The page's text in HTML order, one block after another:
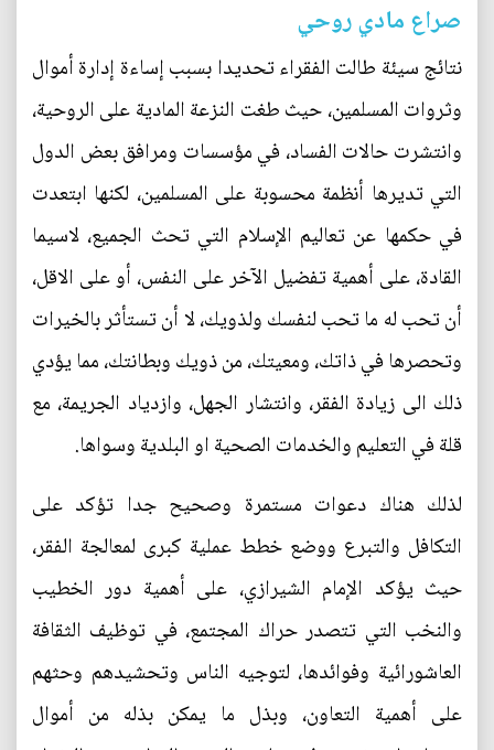
صراع مادي روحي
نتائج سيئة طالت الفقراء تحديدا بسبب إساءة إدارة أموال
وثروات المسلمين، حيث طغت النزعة المادية على الروحية،
وانتشرت حالات الفساد، في مؤسسات ومرافق بعض الدول
التي تديرها أنظمة محسوبة على المسلمين، لكنها ابتعدت
في حكمها عن تعاليم الإسلام التي تحث الجميع، لاسيما
القادة، على أهمية تفضيل الآخر على النفس، أو على الاقل،
أن تحب له ما تحب لنفسك ولذويك، لا أن تستأثر بالخيرات
وتحصرها في ذاتك، ومعيتك، من ذويك وبطانتك، مما يؤدي
ذلك الى زيادة الفقر، وانتشار الجهل، وازدياد الجريمة، مع
قلة في التعليم والخدمات الصحية او البلدية وسواها.
لذلك هناك دعوات مستمرة وصحيح جدا تؤكد على
التكافل والتبرع ووضع خطط عملية كبرى لمعالجة الفقر،
حيث يؤكد الإمام الشيرازي، على أهمية دور الخطيب
والنخب التي تتصدر حراك المجتمع، في توظيف الثقافة
العاشورائية وفوائدها، لتوجيه الناس وتحشيدهم وحثهم
على أهمية التعاون، وبذل ما يمكن بذله من أموال